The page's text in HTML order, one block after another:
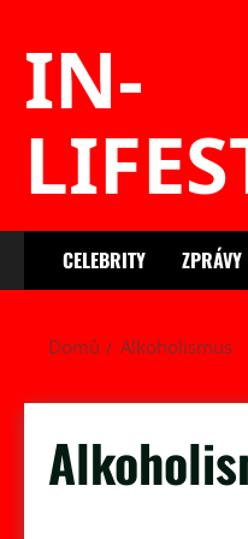
IN-
CELEBRITY ZPRÁVY
Domů Alkoholismus